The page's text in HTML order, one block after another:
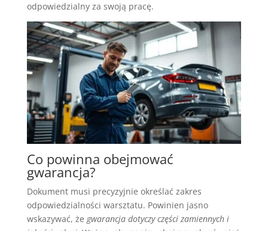
odpowiedzialny za swoją pracę.
Co powinna obejmować
gwarancja?
Dokument musi precyzyjnie określać zakres
odpowiedzialności warsztatu. Powinien jasno
wskazywać, że gwarancja dotyczy części zamiennych i